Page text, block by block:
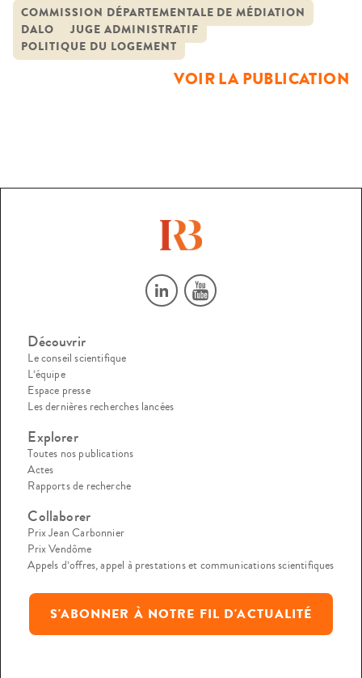
opposable (DALO) bouscule le cadre juridique et
administratif des politiques du logement et, plus largement,
des politiques publiques. Dans un contexte de crise grave
COMMISSION DÉPARTEMENTALE DE MÉDIATION
DALO
JUGE ADMINISTRATIF
POLITIQUE DU LOGEMENT
VOIR LA PUBLICATION
Découvrir
Le conseil scientifique
L’équipe
Espace presse
Les dernières recherches lancées
Explorer
Toutes nos publications
Actes
Rapports de recherche
Collaborer
Prix Jean Carbonnier
Prix Vendôme
Appels d’offres, appel à prestations et communications scientifiques
S'ABONNER À NOTRE FIL D'ACTUALITÉ